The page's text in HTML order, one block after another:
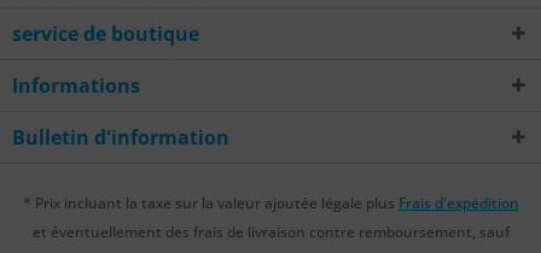
service de boutique
Informations
Bulletin d'information
* Prix incluant la taxe sur la valeur ajoutée légale plus Frais d'expédition
et éventuellement des frais de livraison contre remboursement, sauf